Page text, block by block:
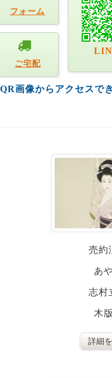
フォーム
ご宅配
画像からアクセスでき
売約
あ
志村
木
詳細